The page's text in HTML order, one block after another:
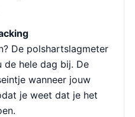
De polshartslagmeter
de hele dag bij. De
wanneer jouw
je weet dat je het